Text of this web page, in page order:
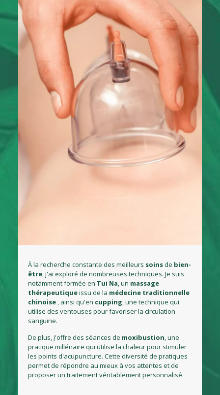
À la recherche constante des meilleurs soinsde bien-
être, j'ai exploré de nombreuses techniques. Je suis
notamment formée en Tui Na, un massage
thérapeutiqueissu de la médecine traditionnelle
chinoise , ainsi qu'en cupping, une technique qui
utilise des ventouses pour favoriser la circulation
sanguine.
De plus, j'offre des séances de moxibustion, une
pratique millénaire qui utilise la chaleur pour stimuler
les points d'acupuncture. Cette diversité de pratiques
permet de répondre au mieux à vos attentes et de
proposer un traitement véritablement personnalisé.